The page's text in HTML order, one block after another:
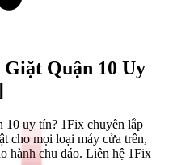
Quận 10 Uy
10 uy tín? 1Fix chuyên lắp
cho mọi loại máy cửa trên,
hành chu đáo. Liên hệ 1Fix